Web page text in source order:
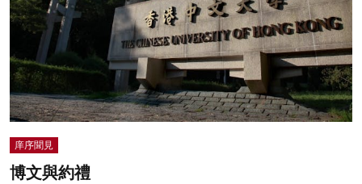
庠序聞見
博文與約禮